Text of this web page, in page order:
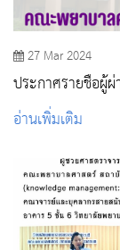
27 Mar 2024
ประกาศรายชื่อผู้
Quota ปีการศึกษา
อ่านเพิ่มเติม